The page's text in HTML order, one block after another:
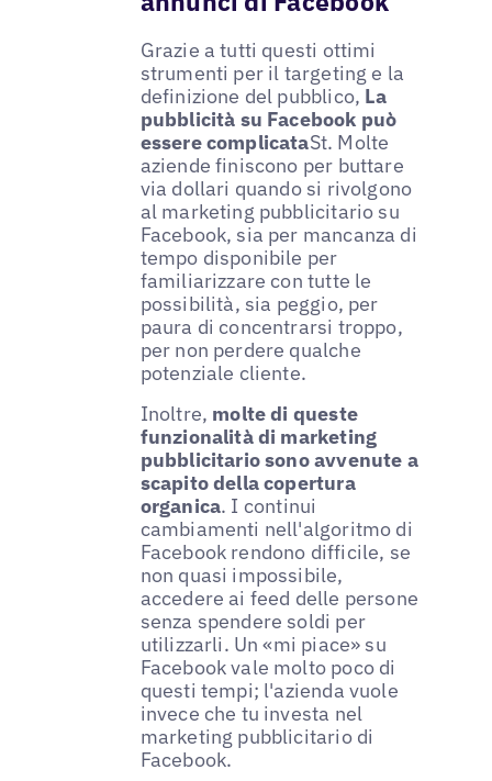
Grazie a tutti questi ottimi
strumenti per il targeting e la
definizione del pubblico, La
pubblicità su Facebook può
essere complicataSt. Molte
aziende finiscono per buttare
via dollari quando si rivolgono
al marketing pubblicitario su
Facebook, sia per mancanza di
tempo disponibile per
familiarizzare con tutte le
possibilità, sia peggio, per
paura di concentrarsi troppo,
per non perdere qualche
potenziale cliente.
Inoltre, molte di queste
funzionalità di marketing
pubblicitario sono avvenute a
scapito della copertura
organica. I continui
cambiamenti nell'algoritmo di
Facebook rendono difficile, se
non quasi impossibile,
accedere ai feed delle persone
senza spendere soldi per
utilizzarli. Un «mi piace» su
Facebook vale molto poco di
questi tempi; l'azienda vuole
invece che tu investa nel
marketing pubblicitario di
Facebook.